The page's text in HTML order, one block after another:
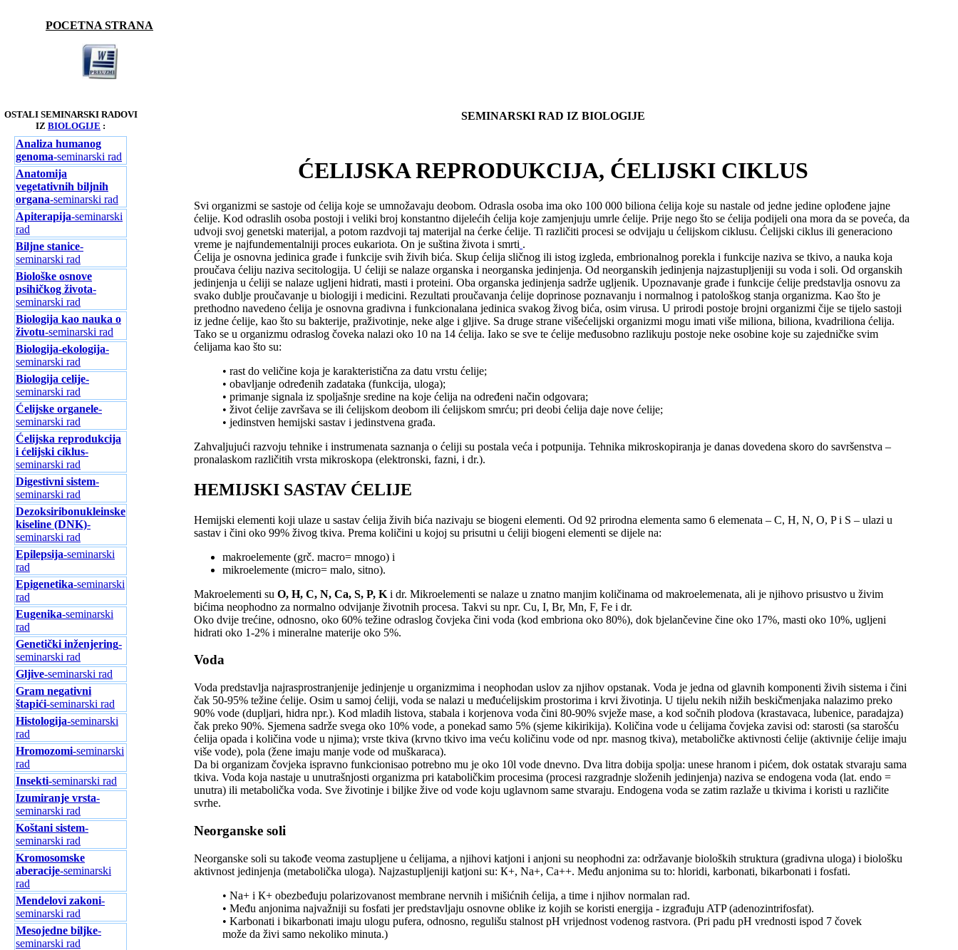
POCETNA STRANA
SEMINARSKI RAD IZ BIOLOGIJE
OSTALI SEMINARSKI RADOVI
IZ BIOLOGIJE :
Analiza humanog
genoma-seminarski rad
Anatomija
vegetativnih biljnih
organa-seminarski rad
Apiterapija-seminarski
rad
Biljne stanice-
seminarski rad
Biološke osnove
psihičkog života-
seminarski rad
Biologija kao nauka o
životu-seminarski rad
Biologija-ekologija-
seminarski rad
Biologija celije-
seminarski rad
Ćelijske organele-
seminarski rad
Ćelijska reprodukcija
i ćelijski ciklus-
seminarski rad
Digestivni sistem-
seminarski rad
Dezoksiribonukleinske
kiseline (DNK)-
seminarski rad
Epilepsija-seminarski
rad
Epigenetika-seminarski
rad
Eugenika-seminarski
rad
Genetički inženjering-
seminarski rad
Gljive-seminarski rad
Gram negativni
štapići-seminarski rad
Histologija-seminarski
rad
Hromozomi-seminarski
rad
Insekti-seminarski rad
Izumiranje vrsta-
seminarski rad
Koštani sistem-
seminarski rad
Kromosomske
aberacije-seminarski
rad
Mendelovi zakoni-
seminarski rad
Mesojedne biljke-
seminarski rad
ĆELIJSKA REPRODUKCIJA, ĆELIJSKI CIKLUS
Svi organizmi se sastoje od ćelija koje se umnožavaju deobom. Odrasla osoba ima oko 100 000 biliona ćelija koje su nastale od jedne jedine oplođene jajne
ćelije. Kod odraslih osoba postoji i veliki broj konstantno dijelećih ćelija koje zamjenjuju umrle ćelije. Prije nego što se ćelija podijeli ona mora da se poveća, da
udvoji svoj genetski materijal, a potom razdvoji taj materijal na ćerke ćelije. Ti različiti procesi se odvijaju u ćelijskom ciklusu. Ćelijski ciklus ili generaciono
vreme je najfundementalniji proces eukariota. On je suština života i smrti .
Ćelija je osnovna jedinica građe i funkcije svih živih bića. Skup ćelija sličnog ili istog izgleda, embrionalnog porekla i funkcije naziva se tkivo, a nauka koja
proučava ćeliju naziva secitologija. U ćeliji se nalaze organska i neorganska jedinjenja. Od neorganskih jedinjenja najzastupljeniji su voda i soli. Od organskih
jedinjenja u ćeliji se nalaze ugljeni hidrati, masti i proteini. Oba organska jedinjenja sadrže ugljenik. Upoznavanje građe i funkcije ćelije predstavlja osnovu za
svako dublje proučavanje u biologiji i medicini. Rezultati proučavanja ćelije doprinose poznavanju i normalnog i patološkog stanja organizma. Kao što je
prethodno navedeno ćelija je osnovna gradivna i funkcionalana jedinica svakog živog bića, osim virusa. U prirodi postoje brojni organizmi čije se tijelo sastoji
iz jedne ćelije, kao što su bakterije, praživotinje, neke alge i gljive. Sa druge strane višećelijski organizmi mogu imati više miliona, biliona, kvadriliona ćelija.
Tako se u organizmu odraslog čoveka nalazi oko 10 na 14 ćelija. Iako se sve te ćelije međusobno razlikuju postoje neke osobine koje su zajedničke svim
ćelijama kao što su:
• rast do veličine koja je karakteristična za datu vrstu ćelije;
• obavljanje određenih zadataka (funkcija, uloga);
• primanje signala iz spoljašnje sredine na koje ćelija na određeni način odgovara;
• život ćelije završava se ili ćelijskom deobom ili ćelijskom smrću; pri deobi ćelija daje nove ćelije;
• jedinstven hemijski sastav i jedinstvena građa.
Zahvaljujući razvoju tehnike i instrumenata saznanja o ćeliji su postala veća i potpunija. Tehnika mikroskopiranja je danas dovedena skoro do savršenstva –
pronalaskom različitih vrsta mikroskopa (elektronski, fazni, i dr.).
HEMIJSKI SASTAV ĆELIJE
Hemijski elementi koji ulaze u sastav ćelija živih bića nazivaju se biogeni elementi. Od 92 prirodna elementa samo 6 elemenata – C, H, N, О, P i S – ulazi u
sastav i čini oko 99% živog tkiva. Prema količini u kojoj su prisutni u ćeliji biogeni elementi se dijele na:
makroelemente (grč. macro= mnogo) i
mikroelemente (micro= malo, sitno).
Makroelementi su O, H, C, N, Ca, S, P, K i dr. Mikroelementi se nalaze u znatno manjim količinama od makroelemenata, ali je njihovo prisustvo u živim
bićima neophodno za normalno odvijanje životnih procesa. Takvi su npr. Cu, I, Br, Mn, F, Fe i dr.
Oko dvije trećine, odnosno, oko 60% težine odraslog čovjeka čini voda (kod embriona oko 80%), dok bjelančevine čine oko 17%, masti oko 10%, ugljeni
hidrati oko 1-2% i mineralne materije oko 5%.
Voda
Voda predstavlja najrasprostranjenije jedinjenje u organizmima i neophodan uslov za njihov opstanak. Voda je jedna od glavnih komponenti živih sistema i čini
čak 50-95% težine ćelije. Osim u samoj ćeliji, voda se nalazi u međućelijskim prostorima i krvi životinja. U tijelu nekih nižih beskičmenjaka nalazimo preko
90% vode (dupljari, hidra npr.). Kod mladih listova, stabala i korjenova voda čini 80-90% svježe mase, a kod sočnih plodova (krastavaca, lubenice, paradajza)
čak preko 90%. Sjemena sadrže svega oko 10% vode, a ponekad samo 5% (sjeme kikirikija). Količina vode u ćelijama čovjeka zavisi od: starosti (sa starošću
ćelija opada i količina vode u njima); vrste tkiva (krvno tkivo ima veću količinu vode od npr. masnog tkiva), metaboličke aktivnosti ćelije (aktivnije ćelije imaju
više vode), pola (žene imaju manje vode od muškaraca).
Da bi organizam čovjeka ispravno funkcionisao potrebno mu je oko 10l vode dnevno. Dva litra dobija spolja: unese hranom i pićem, dok ostatak stvaraju sama
tkiva. Voda koja nastaje u unutrašnjosti organizma pri kataboličkim procesima (procesi razgradnje složenih jedinjenja) naziva se endogena voda (lat. endo =
unutra) ili metabolička voda. Sve životinje i biljke žive od vode koju uglavnom same stvaraju. Endogena voda se zatim razlaže u tkivima i koristi u različite
svrhe.
Neorganske soli
Neorganske soli su takođe veoma zastupljene u ćelijama, a njihovi katjoni i anjoni su neophodni za: održavanje bioloških struktura (gradivna uloga) i biološku
aktivnost jedinjenja (metabolička uloga). Najzastupljeniji katjoni su: К+, Na+, Ca++. Među anjonima su to: hloridi, karbonati, bikarbonati i fosfati.
• Na+ i К+ obezbeđuju polarizovanost membrane nervnih i mišićnih ćelija, a time i njihov normalan rad.
• Među anjonima najvažniji su fosfati jer predstavljaju osnovne oblike iz kojih se koristi energija - izgrađuju ATP (adenozintrifosfat).
• Karbonati i bikarbonati imaju ulogu pufera, odnosno, regulišu stalnost pH vrijednost vodenog rastvora. (Pri padu pH vrednosti ispod 7 čovek
može da živi samo nekoliko minuta.)